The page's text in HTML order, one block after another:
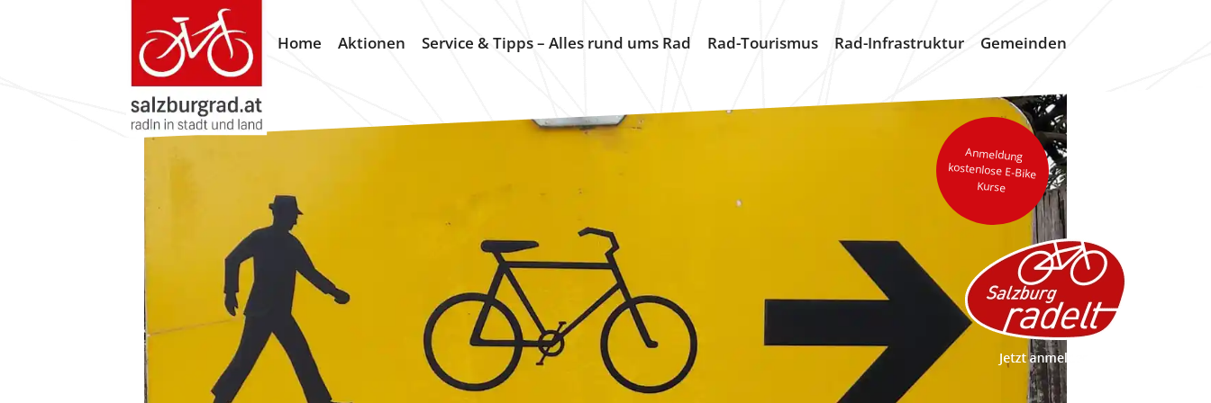
Home Aktionen Service & Tipps – Alles rund ums Rad Rad-Tourismus Rad-Infrastruktur Gemeinden
Anmeldung
kostenlose E-Bike
Kurse